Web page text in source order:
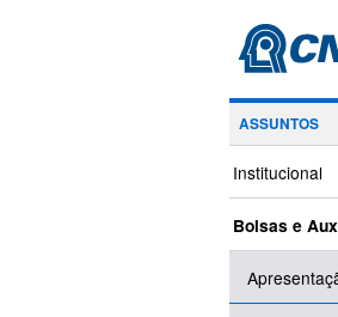
ASSUNTOS
Institucional
Bolsas e